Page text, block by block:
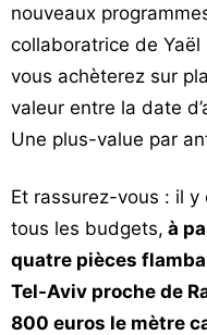
nouveaux
collaboratrice de Yaël
vous achèterez sur
valeur entre la date
Une plus-value par
Et rassurez-vous : il
tous les budgets, à
quatre pièces
Tel-Aviv proche de
800 euros le mètre